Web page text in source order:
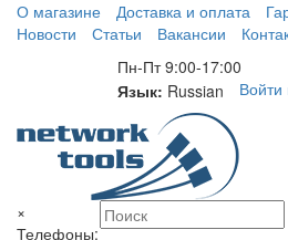
О магазине Доставка и оплата
Новости
Статьи Вакансии
Пн-Пт 9:00-17:00
Язык: Russian Войти
×
Телефоны: